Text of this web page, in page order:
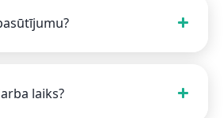
laiks?